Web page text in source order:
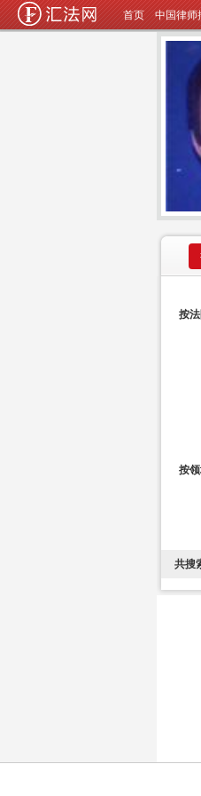
首页 中国律师
按
按
共搜